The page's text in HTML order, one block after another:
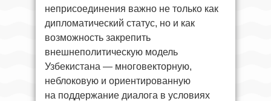
неприсоединения важно не только как
дипломатический статус, но и как
возможность закрепить
внешнеполитическую модель
Узбекистана — многовекторную,
неблоковую и ориентированную
на поддержание диалога в условиях